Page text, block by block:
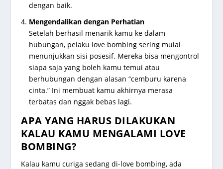
dengan baik.
Mengendalikan dengan Perhatian
Setelah berhasil menarik kamu ke dalam
hubungan, pelaku love bombing sering mulai
menunjukkan sisi posesif. Mereka bisa mengontrol
siapa saja yang boleh kamu temui atau
berhubungan dengan alasan “cemburu karena
cinta.” Ini membuat kamu akhirnya merasa
terbatas dan nggak bebas lagi.
APA YANG HARUS DILAKUKAN
KALAU KAMU MENGALAMI LOVE
BOMBING?
Kalau kamu curiga sedang di-love bombing, ada